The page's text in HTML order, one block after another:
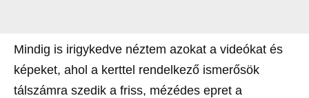
Mindig is irigykedve néztem azokat a videókat és
képeket, ahol a kerttel rendelkező ismerősök
tálszámra szedik a friss, mézédes epret a